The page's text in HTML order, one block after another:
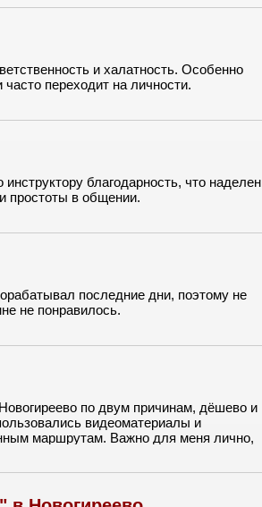
и халатность. Особенно
переходит на личности.
благодарность, что наделен
простоты в общении.
последние дни, поэтому не
не понравилось.
по двум причинам, дёшево и
видеоматериалы и
маршрутам. Важно для меня лично,
на экзамене и